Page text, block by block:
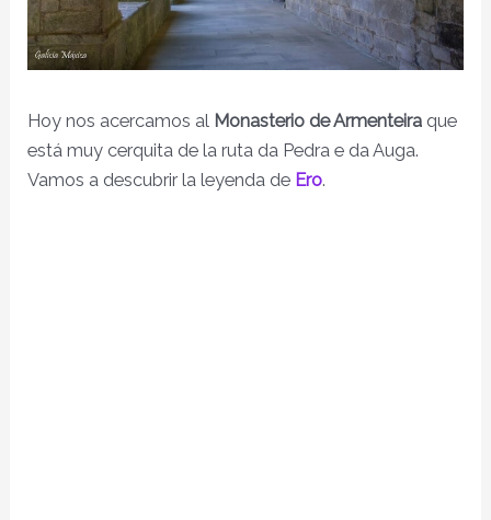
Hoy nos acercamos al Monasterio de Armenteira que
está muy cerquita de la ruta da Pedra e da Auga.
Vamos a descubrir la leyenda de Ero.